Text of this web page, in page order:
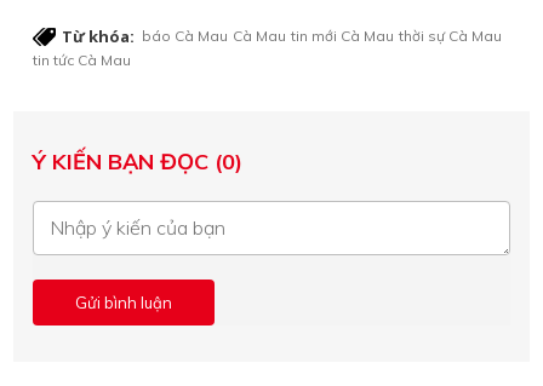
Từ khóa: báo Cà Mau Cà Mau tin mới Cà Mau thời sự Cà Mau
tin tức Cà Mau
Ý KIẾN BẠN ĐỌC (0)